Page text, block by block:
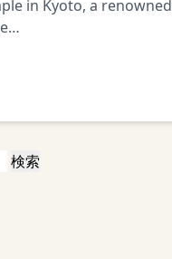
in Kyoto, a renowned